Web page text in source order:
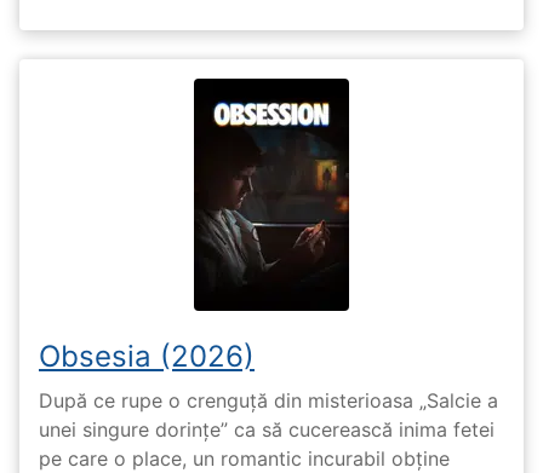
Obsesia (2026)
După ce rupe o crenguță din misterioasa „Salcie a
unei singure dorințe” ca să cucerească inima fetei
pe care o place, un romantic incurabil obține